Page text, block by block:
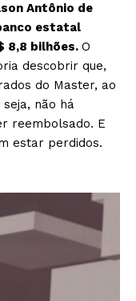
Antônio de
estatal
8,8 bilhões. O
descobrir que,
do Master, ao
não há
reembolsado. E
estar perdidos.